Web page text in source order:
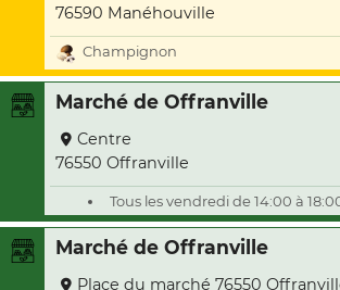
76590 Manéhouville
Champignon
Marché de Offranville
Centre
76550 Offranville
Tous les vendredi de 14:00 à
Marché de Offranville
Place du marché 76550